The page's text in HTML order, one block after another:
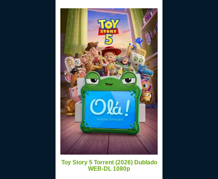
Toy Story 5 Torrent (2026) Dublado
WEB-DL 1080p